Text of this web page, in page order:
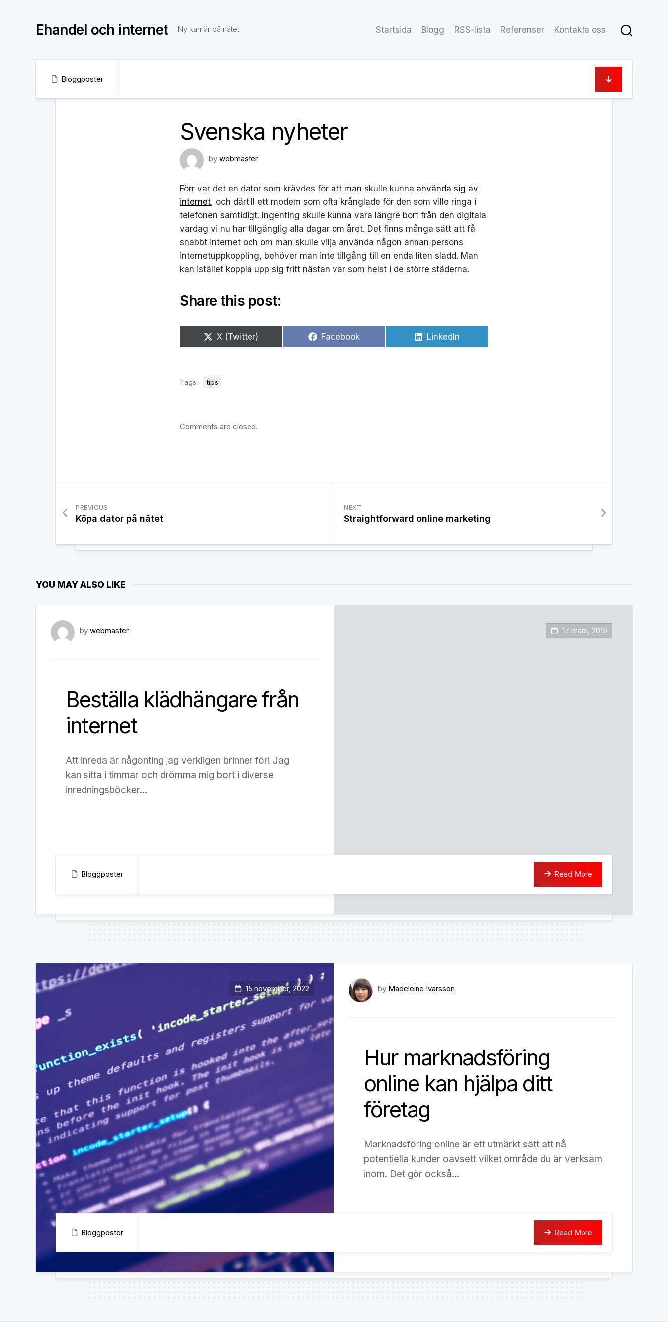
Ehandel och internet Ny karriär på nätet Startsida Blogg RSS-lista Referenser Kontakta oss
Bloggposter
Svenska nyheter
by webmaster
Förr var det en dator som krävdes för att man skulle kunna använda sig av
internet, och därtill ett modem som ofta krånglade för den som ville ringa i
telefonen samtidigt. Ingenting skulle kunna vara längre bort från den digitala
vardag vi nu har tillgänglig alla dagar om året. Det finns många sätt att få
snabbt internet och om man skulle vilja använda någon annan persons
internetuppkoppling, behöver man inte tillgång till en enda liten sladd. Man
kan istället koppla upp sig fritt nästan var som helst i de större städerna.
Share this post:
Dela
X (Twitter)
Dela
Facebook
Dela
LinkedIn
Tags: tips
Comments are closed.
NEXT
Straightforward online marketing
PREVIOUS
Köpa dator på nätet
YOU MAY ALSO LIKE
17 mars, 2019
by webmaster
Beställa klädhängare från
internet
Att inreda är någonting jag verkligen brinner för! Jag
kan sitta i timmar och drömma mig bort i diverse
inredningsböcker...
Bloggposter Read More
15 november, 2022 by Madeleine Ivarsson
Hur marknadsföring
online kan hjälpa ditt
företag
Marknadsföring online är ett utmärkt sätt att nå
potentiella kunder oavsett vilket område du är verksam
inom. Det gör också...
Bloggposter Read More